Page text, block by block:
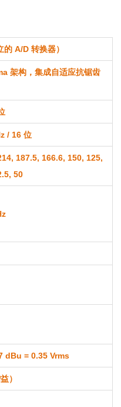
的 A/D 转换器）
架构，集成自适应抗锯齿
/ 16 位
187.5, 166.6, 150, 125,
50
dBu = 0.35 Vrms
）